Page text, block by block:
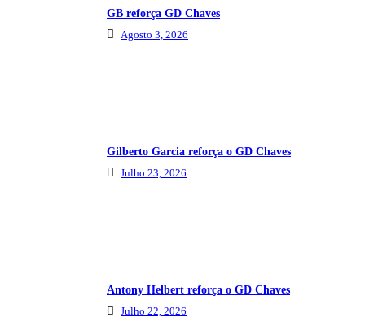
GB reforça GD Chaves
Agosto 3, 2026
Gilberto Garcia reforça o GD Chaves
Julho 23, 2026
Antony Helbert reforça o GD Chaves
Julho 22, 2026